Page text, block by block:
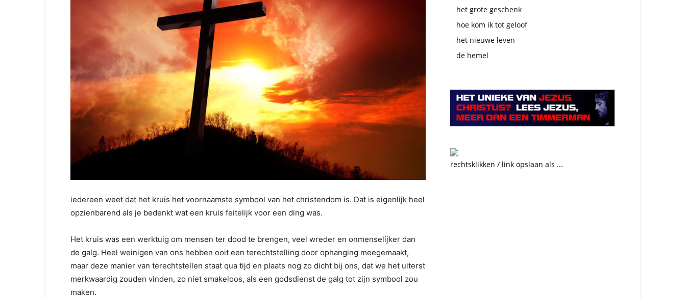
iedereen weet dat het kruis het voornaamste symbool van het christendom is. Dat is eigenlijk heel
opzienbarend als je bedenkt wat een kruis feitelijk voor een ding was.
Het kruis was een werktuig om mensen ter dood te brengen, veel wreder en onmenselijker dan
de galg. Heel weinigen van ons hebben ooit een terechtstelling door ophanging meegemaakt,
maar deze manier van terechtstellen staat qua tijd en plaats nog zo dicht bij ons, dat we het uiterst
merkwaardig zouden vinden, zo niet smakeloos, als een godsdienst de galg tot zijn symbool zou
maken.
het grote geschenk
hoe kom ik tot geloof
het nieuwe leven
de hemel
rechtsklikken / link opslaan als ...